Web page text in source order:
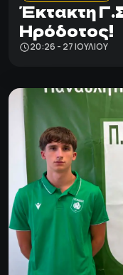
Έκτακτη
Ηρόδοτος!
20:26 - 27 ΙΟΥΛΊΟΥ